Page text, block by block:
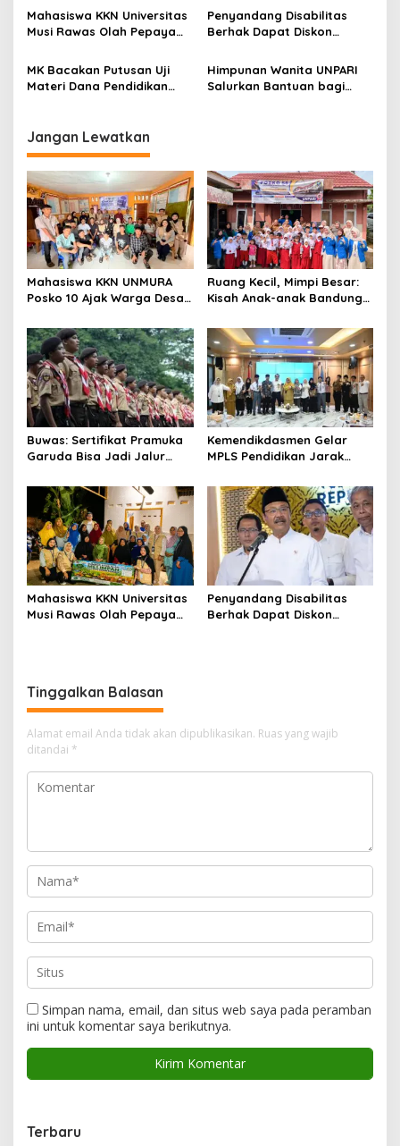
dan Perguruan Tinggi
Kemandirian Belajar
Mahasiswa KKN Universitas
Musi Rawas Olah Pepaya
Jual Tinggi, Dorong UMKM
Desa Air Satan
Penyandang Disabilitas
Berhak Dapat Diskon
Biaya Sekolah dan Kuliah
MK Bacakan Putusan Uji
Materi Dana Pendidikan
Implikasi Putusan
Himpunan Wanita UNPARI
Salurkan Bantuan bagi
Jangan Lewatkan
Mahasiswa KKN UNMURA
Posko 10 Ajak Warga Desa
Digital
Ruang Kecil, Mimpi Besar:
Kisah Anak-anak Bandung
Lewat Literasi
Buwas: Sertifikat Pramuka
Garuda Bisa Jadi Jalur
dan Perguruan Tinggi
Kemendikdasmen Gelar
MPLS Pendidikan Jarak
Kemandirian Belajar
Mahasiswa KKN Universitas
Musi Rawas Olah Pepaya
Penyandang Disabilitas
Berhak Dapat Diskon
Tinggalkan Balasan
Alamat email Anda tidak akan dipublikasikan. Ruas yang wajib
ditandai *
Simpan nama, email, dan situs web saya pada peramban
ini untuk komentar saya berikutnya.
Terbaru